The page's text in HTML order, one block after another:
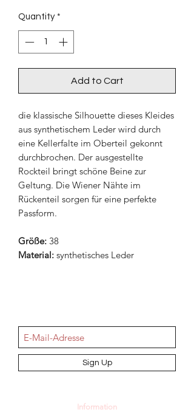
Quantity *
Add to Cart
die klassische Silhouette dieses Kleides
aus synthetischem Leder wird durch
eine Kellerfalte im Oberteil gekonnt
durchbrochen. Der ausgestellte
Rockteil bringt schöne Beine zur
Geltung. Die Wiener Nähte im
Rückenteil sorgen für eine perfekte
Passform.
Größe: 38
Material: synthetisches Leder
Sign Up
Information